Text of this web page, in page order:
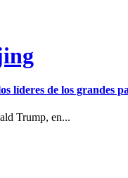
líderes de los grandes
Trump, en...